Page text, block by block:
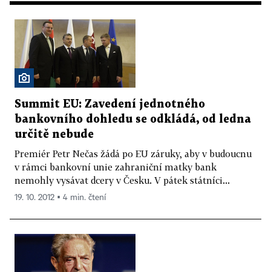
Summit EU: Zavedení jednotného
bankovního dohledu se odkládá, od ledna
určitě nebude
Premiér Petr Nečas žádá po EU záruky, aby v budoucnu
v rámci bankovní unie zahraniční matky bank
nemohly vysávat dcery v Česku. V pátek státníci...
19. 10. 2012 ▪ 4 min. čtení